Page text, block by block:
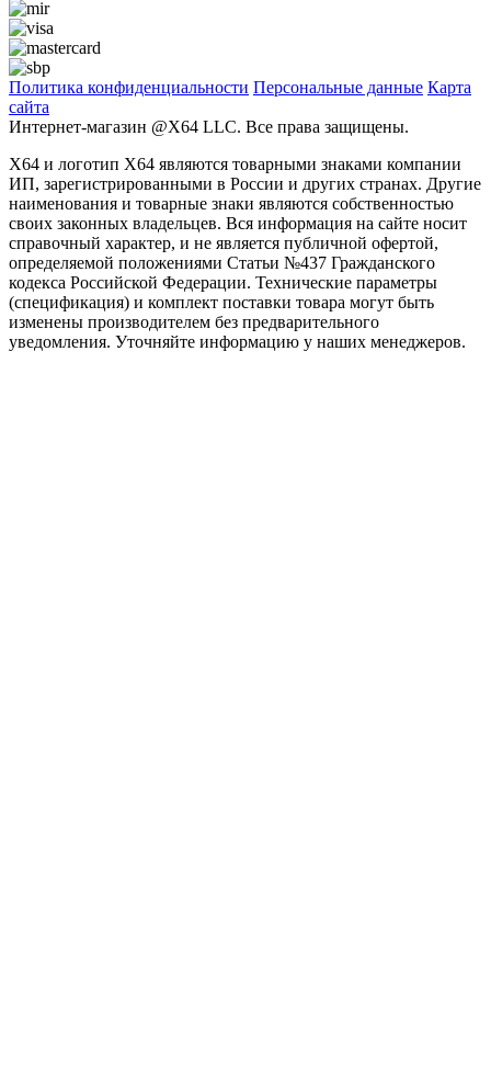
Политика конфиденциальности Персональные дaнные Карта
сайта
Интернет-магазин @X64 LLC. Все права защищены.
X64 и логотип X64 являются товарными знаками компании
ИП, зарегистрированными в России и других странах. Другие
наименования и товарные знаки являются собственностью
своих законных владельцев. Вся информация на сайте носит
справочный характер, и не является публичной офертой,
определяемой положениями Статьи №437 Гражданского
кодекса Российской Федерации. Технические параметры
(спецификация) и комплект поставки товара могут быть
изменены производителем без предварительного
уведомления. Уточняйте информацию у наших менеджеров.